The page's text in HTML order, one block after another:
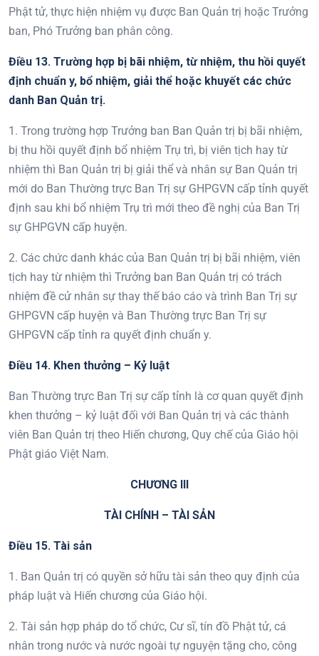
Phật tử, thực hiện nhiệm vụ được Ban Quản trị hoặc Trưởng
ban, Phó Trưởng ban phân công.
Điều 13. Trường hợp bị bãi nhiệm, từ nhiệm, thu hồi quyết
định chuẩn y, bổ nhiệm, giải thể hoặc khuyết các chức
danh Ban Quản trị.
1. Trong trường hợp Trưởng ban Ban Quản trị bị bãi nhiệm,
bị thu hồi quyết định bổ nhiệm Trụ trì, bị viên tịch hay từ
nhiệm thì Ban Quản trị bị giải thể và nhân sự Ban Quản trị
mới do Ban Thường trực Ban Trị sự GHPGVN cấp tỉnh quyết
định sau khi bổ nhiệm Trụ trì mới theo đề nghị của Ban Trị
sự GHPGVN cấp huyện.
2. Các chức danh khác của Ban Quản trị bị bãi nhiệm, viên
tịch hay từ nhiệm thì Trưởng ban Ban Quản trị có trách
nhiệm đề cử nhân sự thay thế báo cáo và trình Ban Trị sự
GHPGVN cấp huyện và Ban Thường trực Ban Trị sự
GHPGVN cấp tỉnh ra quyết định chuẩn y.
Điều 14. Khen thưởng – Kỷ luật
Ban Thường trực Ban Trị sự cấp tỉnh là cơ quan quyết định
khen thưởng – kỷ luật đối với Ban Quản trị và các thành
viên Ban Quản trị theo Hiến chương, Quy chế của Giáo hội
Phật giáo Việt Nam.
CHƯƠNG III
TÀI CHÍNH – TÀI SẢN
Điều 15. Tài sản
1. Ban Quản trị có quyền sở hữu tài sản theo quy định của
pháp luật và Hiến chương của Giáo hội.
2. Tài sản hợp pháp do tổ chức, Cư sĩ, tín đồ Phật tử, cá
nhân trong nước và nước ngoài tự nguyện tặng cho, công